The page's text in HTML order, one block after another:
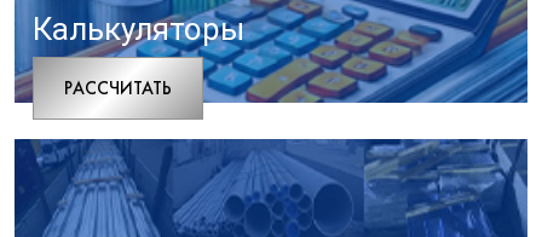
Калькуляторы
РАCСЧИТАТЬ